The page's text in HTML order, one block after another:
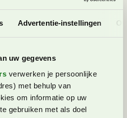
Advertentie-instellingen
uw gegevens
verwerken je persoonlijke
met behulp van
om informatie op uw
gebruiken met als doel
badje maar ook een
deze items gratis
van je boeking. Ook zijn
speeltuin,
Ook is er nog een
Ravensburger spellen.
uitgeroepen als bike-